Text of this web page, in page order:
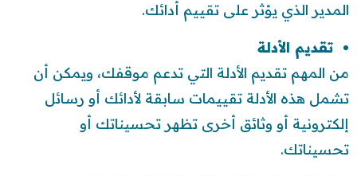
المدير الذي يؤثر على تقييم أدائك.
تقديم الأدلة
من المهم تقديم الأدلة التي تدعم موقفك، ويمكن أن
تشمل هذه الأدلة تقييمات سابقة لأدائك أو رسائل
إلكترونية أو وثائق أخرى تظهر تحسيناتك أو
تحسيناتك.